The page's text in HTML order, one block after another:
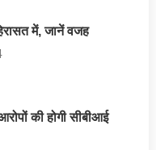
में, जानें वजह
की होगी सीबीआई